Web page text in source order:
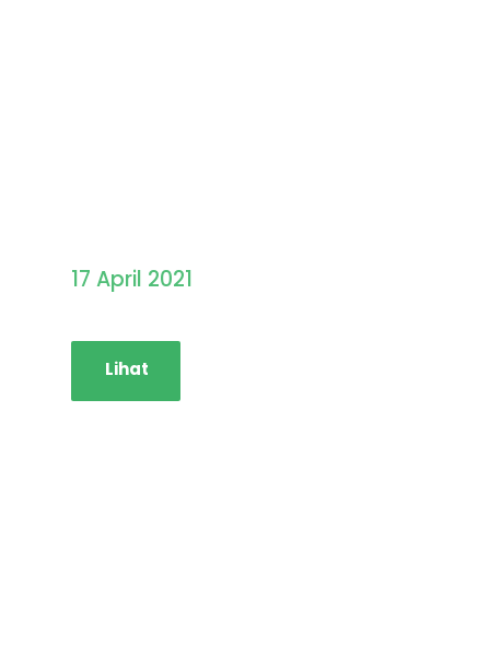
17 April 2021
Lihat